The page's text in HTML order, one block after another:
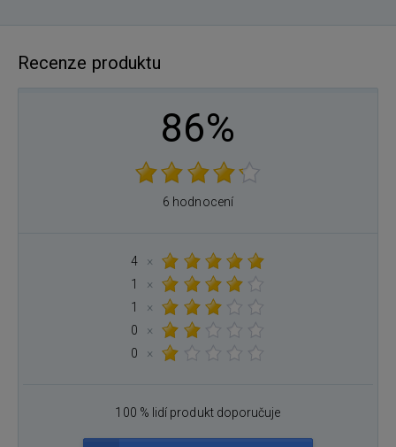
Recenze produktu
86%
6 hodnocení
4
×
1
×
1
×
0
×
0
×
100 % lidí produkt doporučuje